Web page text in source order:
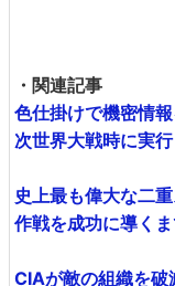
・関連記事
色仕掛けで機密情
次世界大戦時に実
史上最も偉大な二
作戦を成功に導く
CIAが敵の組織を破